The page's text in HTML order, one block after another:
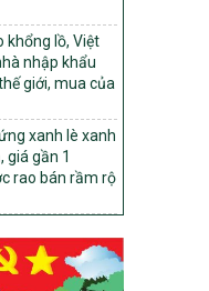
thuộc nhóm
dựng nông
2030 trên địa
án liên kết
Dự án 2 –
gia Giảm
khổng lồ, Việt
nhập khẩu
giới, mua của
xanh lè xanh
giá gần 1
rao bán rầm rộ